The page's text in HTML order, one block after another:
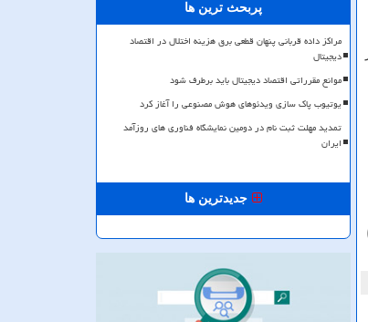
پربحث ترین ها
مراکز داده قربانی پنهان قطعی برق هزینه اختلال در اقتصاد
دیجیتال
موانع مقرراتی اقتصاد دیجیتال باید برطرف شود
یوتیوب پاک سازی ویدئوهای هوش مصنوعی را آغاز کرد
تمدید مهلت ثبت نام در دومین نمایشگاه فناوری های روزآمد
ایران
جدیدترین ها